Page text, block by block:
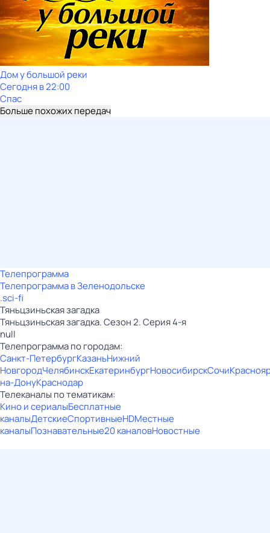
Дом у большой реки
Сегодня в 22:00
Спас
Больше похожих передач
Телепрограмма
Телепрограмма в Зеленодольске
.sci-fi
Тяньцзиньская загадка
Тяньцзиньская загадка. Сезон 2. Серия 4-я
null
Телепрограмма по городам:
Санкт-ПетербургКазаньНижний
НовгородЧелябинскЕкатеринбургНовосибирскСочи
на-ДонуКраснодар
Телеканалы по тематикам:
Кино и сериалыБесплатные
каналыДетскиеСпортивныеHDМестные
каналыПознавательные20 каналовНовостные